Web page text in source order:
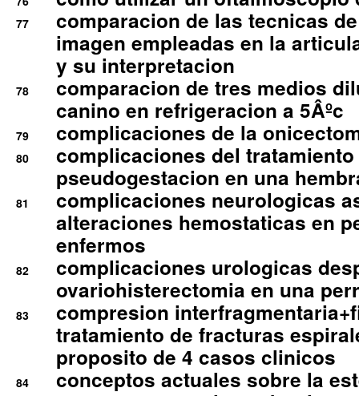
77
comparacion de las tecnicas
imagen empleadas en la
y su interpretacion
78
comparacion de tres medios
canino en refrigeracion a 5Âºc
79 complicaciones de la
80
complicaciones del
pseudogestacion en una
81
complicaciones neurologicas
alteraciones hemostaticas en
enfermos
82
complicaciones urologicas
ovariohisterectomia en una
83
compresion
tratamiento de fracturas
proposito de 4 casos clinicos
84 conceptos actuales sobre la